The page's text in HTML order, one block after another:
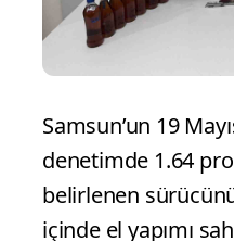
Samsun’un 19
denetimde 1.64
belirlenen
içinde el yapımı